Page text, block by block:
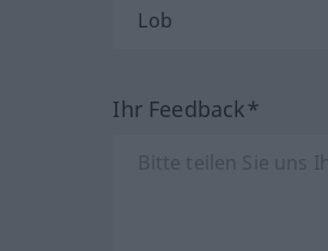
Ihr Feedback*